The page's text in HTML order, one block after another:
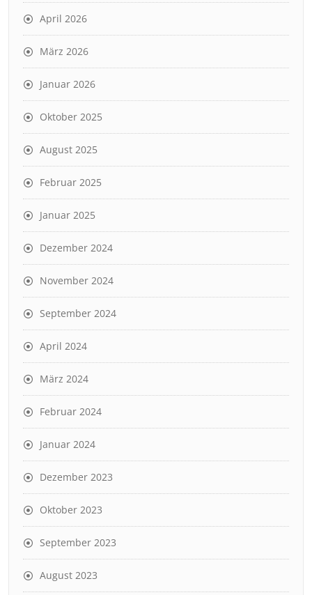
April 2026
März 2026
Januar 2026
Oktober 2025
August 2025
Februar 2025
Januar 2025
Dezember 2024
November 2024
September 2024
April 2024
März 2024
Februar 2024
Januar 2024
Dezember 2023
Oktober 2023
September 2023
August 2023